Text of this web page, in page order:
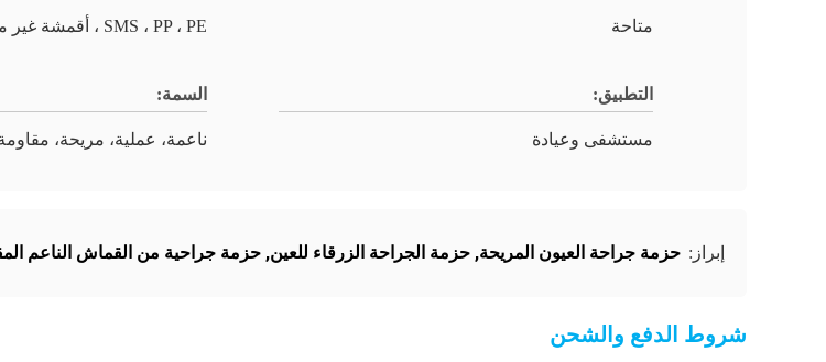
متاحة SMS ، PP ، PE ، أقمشة غير منسوجة سبونليس
التطبيق:
مستشفى وعيادة
السمة:
ناعمة، عملية، مريحة،
إبراز: حزمة جراحة العيون المريحة, حزمة الجراحة الزرقاء للعين, حزمة جراحية من القماش الناعم
شروط الدفع والشحن